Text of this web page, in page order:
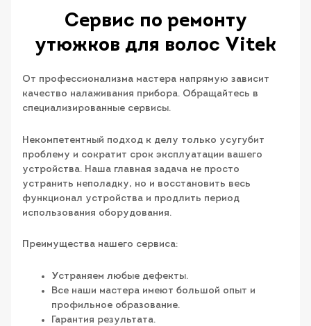
Сервис по ремонту
утюжков для волос Vitek
От профессионализма мастера напрямую зависит
качество налаживания прибора. Обращайтесь в
специализированные сервисы.
Некомпетентный подход к делу только усугубит
проблему и сократит срок эксплуатации вашего
устройства. Наша главная задача не просто
устранить неполадку, но и восстановить весь
функционал устройства и продлить период
использования оборудования.
Преимущества нашего сервиса:
Устраняем любые дефекты.
Все наши мастера имеют большой опыт и
профильное образование.
Гарантия результата.